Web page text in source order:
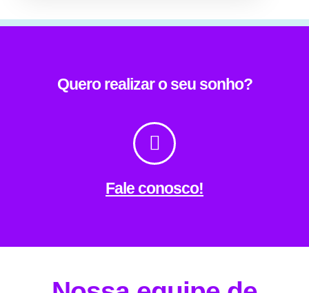
Quero realizar o seu sonho?
Fale conosco!